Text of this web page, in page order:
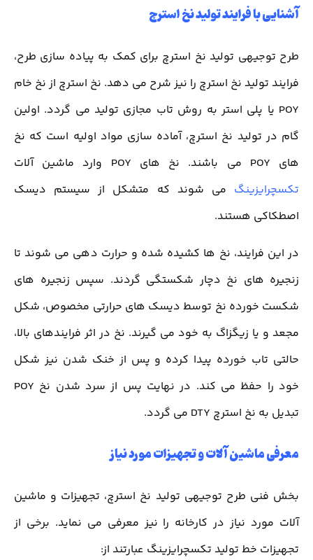
آشنایی با فرایند تولید نخ استرچ
طرح توجیهی تولید نخ استرچ برای کمک به پیاده سازی طرح،
فرایند تولید نخ استرچ را نیز شرح می دهد. نخ استرچ از نخ خام
POY یا پلی استر به روش تاب مجازی تولید می گردد. اولین
گام در تولید نخ استرچ، آماده سازی مواد اولیه است که نخ
های POY می باشند. نخ های POY وارد ماشین آلات
تکسچرایزینگ می شوند که متشکل از سیستم دیسک
اصطکاکی هستند.
در این فرایند، نخ ها کشیده شده و حرارت دهی می شوند تا
زنجیره های نخ دچار شکستگی گردند. سپس زنجیره های
شکست خورده نخ توسط دیسک های حرارتی مخصوص، شکل
مجعد و یا زیگزاگ به خود می گیرند. نخ در اثر فرایندهای بالا،
حالتی تاب خورده پیدا کرده و پس از خنک شدن نیز شکل
خود را حفظ می کند. در نهایت پس از سرد شدن نخ POY
تبدیل به نخ استرچ DTY می گردد.
معرفی ماشین آلات و تجهیزات مورد نیاز
بخش فنی طرح توجیهی تولید نخ استرچ، تجهیزات و ماشین
آلات مورد نیاز در کارخانه را نیز معرفی می نماید. برخی از
تجهیزات خط تولید تکسچرایزینگ عبارتند از: